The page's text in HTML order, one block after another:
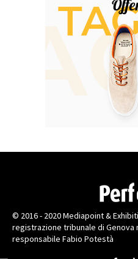
© 2016 - 2020 Mediapoint &
registrazione tribunale di Genova
responsabile Fabio Potestà